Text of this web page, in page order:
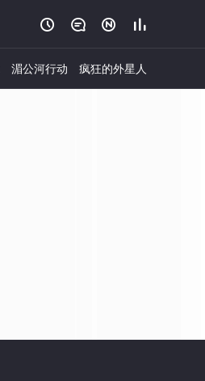
   
湄公河行动 疯狂的外星人